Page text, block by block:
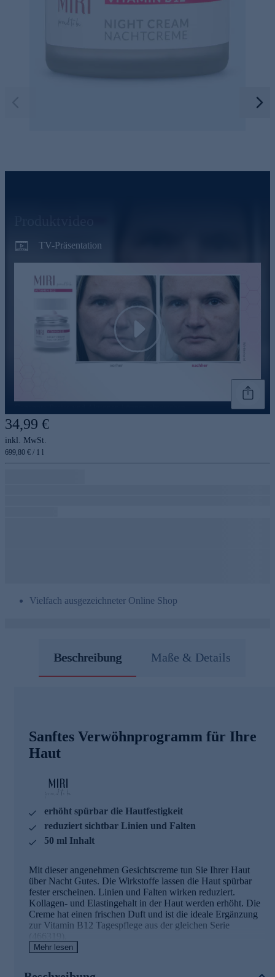
TV-Präsentation
Play
34,99 €
inkl. MwSt.
699,80 € / 1 l
Vielfach ausgezeichneter Online Shop
Beschreibung Maße & Details
Sanftes Verwöhnprogramm für Ihre
Haut
erhöht spürbar die Hautfestigkeit
reduziert sichtbar Linien und Falten
50 ml Inhalt
Mit dieser angenehmen Gesichtscreme tun Sie Ihrer Haut
über Nacht Gutes. Die Wirkstoffe lassen die Haut spürbar
fester erscheinen. Linien und Falten wirken reduziert.
Kollagen- und Elastingehalt in der Haut werden erhöht. Die
Creme hat einen frischen Duft und ist die ideale Ergänzung
zur Vitamin B12 Tagespflege aus der gleichen Serie
Mehr lesen